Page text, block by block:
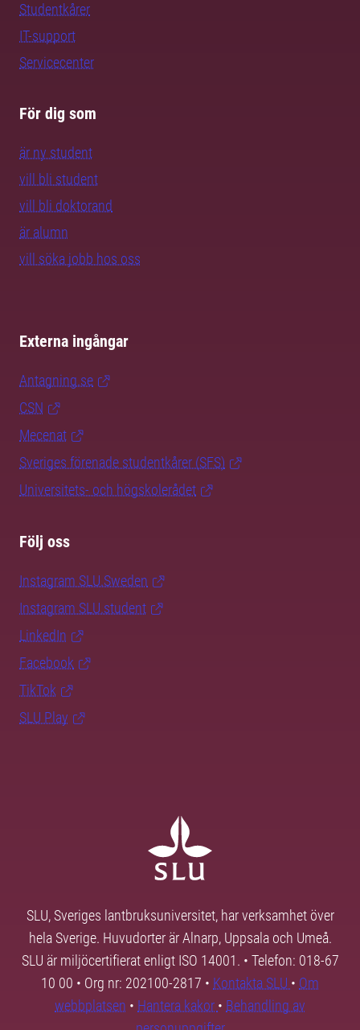
Studentkårer
IT-support
Servicecenter
För dig som
är ny student
vill bli student
vill bli doktorand
är alumn
vill söka jobb hos oss
Externa ingångar
Antagning.se
CSN
Mecenat
Sveriges förenade studentkårer (SFS)
Universitets- och högskolerådet
Följ oss
Instagram SLU.Sweden
Instagram SLU.student
LinkedIn
Facebook
TikTok
SLU Play
SLU, Sveriges lantbruksuniversitet, har verksamhet över
hela Sverige. Huvudorter är Alnarp, Uppsala och Umeå.
SLU är miljöcertifierat enligt ISO 14001. • Telefon: 018-67
10 00 • Org nr: 202100-2817 • Kontakta SLU • Om
webbplatsen • Hantera kakor • Behandling av